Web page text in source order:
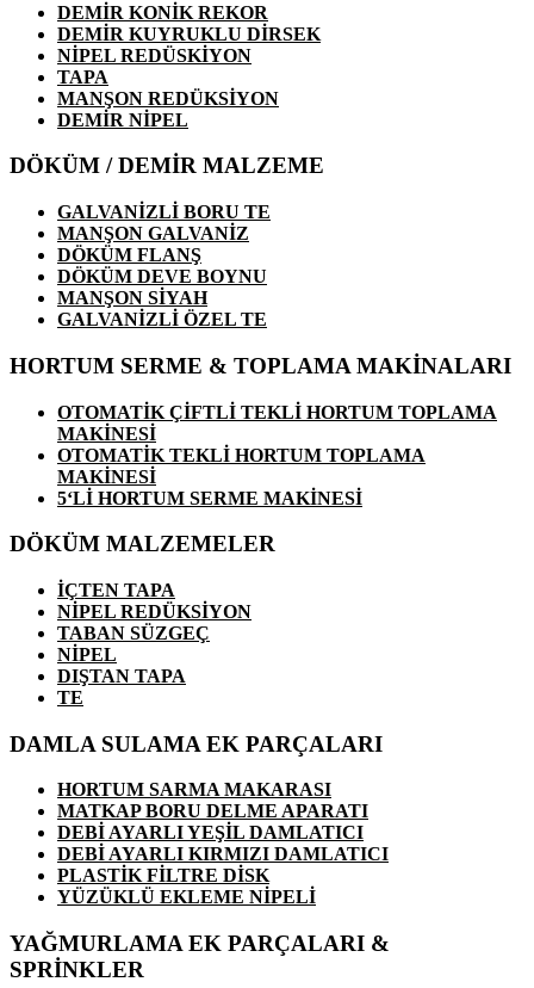
DEMİR KONİK REKOR
DEMİR KUYRUKLU DİRSEK
NİPEL REDÜSKİYON
TAPA
MANŞON REDÜKSİYON
DEMİR NİPEL
DÖKÜM / DEMİR MALZEME
GALVANİZLİ BORU TE
MANŞON GALVANİZ
DÖKÜM FLANŞ
DÖKÜM DEVE BOYNU
MANŞON SİYAH
GALVANİZLİ ÖZEL TE
HORTUM SERME & TOPLAMA MAKİNALARI
OTOMATİK ÇİFTLİ TEKLİ HORTUM TOPLAMA
MAKİNESİ
OTOMATİK TEKLİ HORTUM TOPLAMA
MAKİNESİ
5‘Lİ HORTUM SERME MAKİNESİ
DÖKÜM MALZEMELER
İÇTEN TAPA
NİPEL REDÜKSİYON
TABAN SÜZGEÇ
NİPEL
DIŞTAN TAPA
TE
DAMLA SULAMA EK PARÇALARI
HORTUM SARMA MAKARASI
MATKAP BORU DELME APARATI
DEBİ AYARLI YEŞİL DAMLATICI
DEBİ AYARLI KIRMIZI DAMLATICI
PLASTİK FİLTRE DİSK
YÜZÜKLÜ EKLEME NİPELİ
YAĞMURLAMA EK PARÇALARI &
SPRİNKLER